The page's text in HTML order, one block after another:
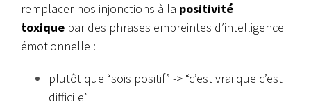
remplacer nos injonctions à la positivité
toxique par des phrases empreintes d’intelligence
émotionnelle :
plutôt que “sois positif” -> “c’est vrai que c’est
difficile”